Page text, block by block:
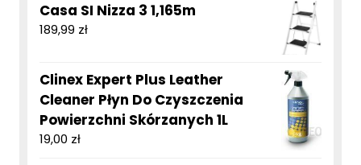
Casa SI Nizza 3 1,165m
189,99 zł
Clinex Expert Plus Leather
Cleaner Płyn Do Czyszczenia
Powierzchni Skórzanych 1L
19,00 zł